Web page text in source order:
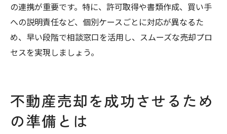
の連携が重要です。特に、許可取得や書類作成、買い手
への説明責任など、個別ケースごとに対応が異なるた
め、早い段階で相談窓口を活用し、スムーズな売却プロ
セスを実現しましょう。
不動産売却を成功させるため
の準備とは